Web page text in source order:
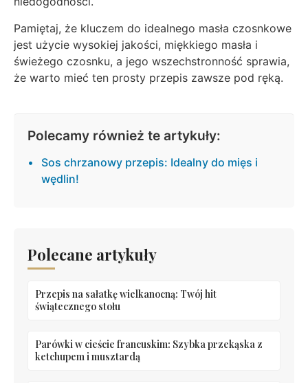
Pamiętaj, że kluczem do idealnego masła czosnkowe
jest użycie wysokiej jakości, miękkiego masła i
świeżego czosnku, a jego wszechstronność sprawia,
że warto mieć ten prosty przepis zawsze pod ręką.
Polecamy również te artykuły:
Sos chrzanowy przepis: Idealny do mięs i
wędlin!
Polecane artykuły
Przepis na sałatkę wielkanocną: Twój hit
świątecznego stołu
Parówki w cieście francuskim: Szybka przekąska z
ketchupem i musztardą